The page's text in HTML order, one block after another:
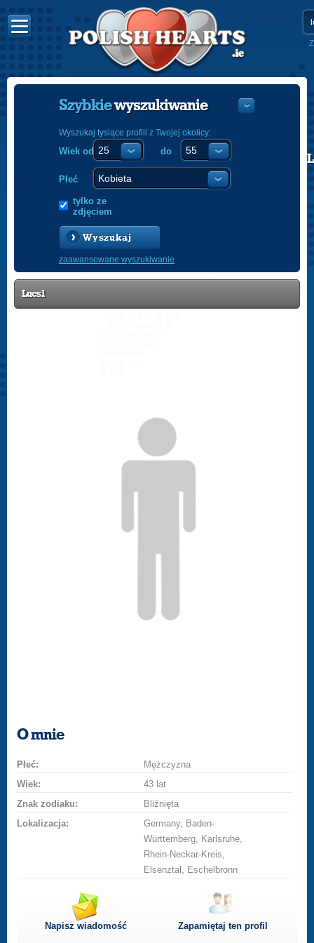
POLISH
Szybkiewyszukiwanie
Wyszukaj tysiące profili z Twojej okolicy:
Wiek od do
Płeć
tylko ze
zdjęciem
Wyszukaj
zaawansowane wyszukiwanie
Lucs1
O mnie
Płeć:
Mężczyzna
Wiek:
43 lat
Znak zodiaku:
Bliźnięta
Lokalizacja:
Germany, Baden-
Württemberg, Karlsruhe,
Rhein-Neckar-Kreis,
Elsenztal, Eschelbronn
Napisz wiadomość Zapamiętaj ten profil